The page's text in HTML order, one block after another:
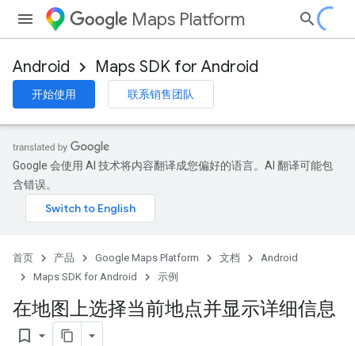
Maps Platform
Android Maps SDK for Android
开始使用 联系销售团队
Google 会使用 AI 技术将内容翻译成您偏好的语言。AI 翻译可能包
含错误。
首页 产品 Google Maps Platform 文档
Android
Maps SDK for Android
示例
在地图上选择当前地点并显示详细信息
bookmark_border